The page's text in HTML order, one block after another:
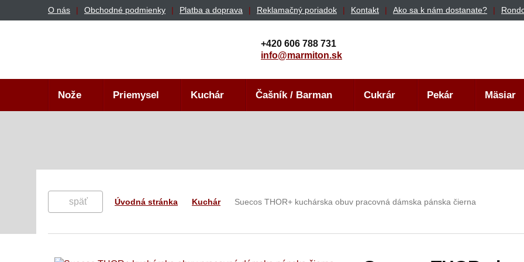
O nás Obchodné podmienky Platba a doprava Reklamačný poriadok Kontakt Ako sa k nám dostanate?
+420 606 788 731
info@marmiton.sk
Nože Priemysel Kuchár Čašník / Barman Cukrár Pekár Mäsiar
späť Úvodná stránka Kuchár Suecos THOR+ kuchárska obuv pracovná dámska pánska čierna